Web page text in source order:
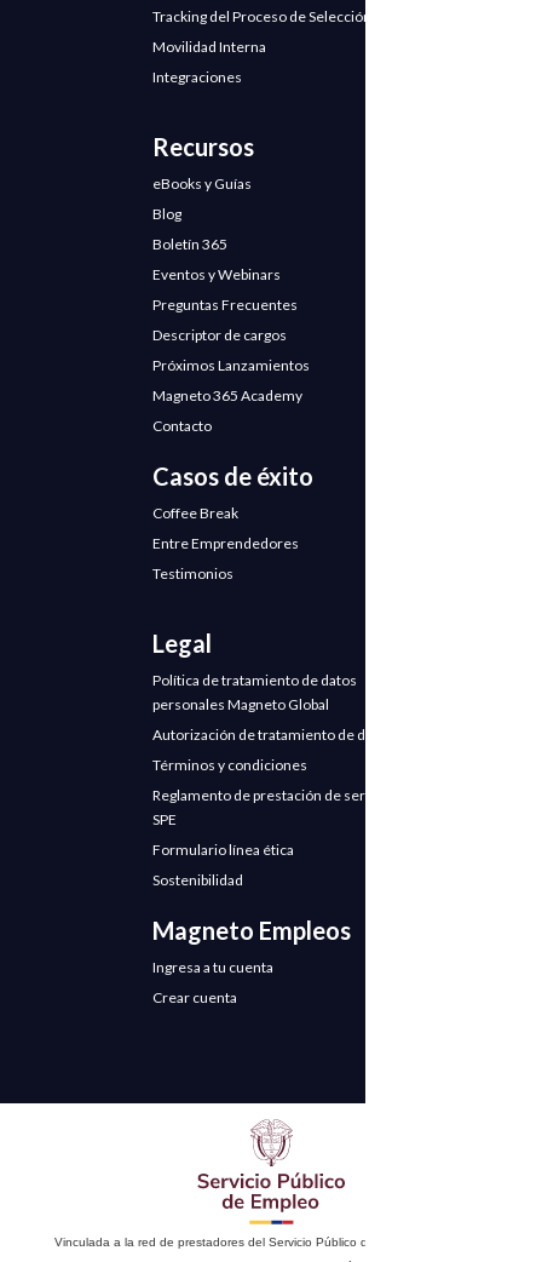
Tracking del Proceso de Selección
Movilidad Interna
Integraciones
Recursos
eBooks y Guías
Blog
Boletín 365
Eventos y Webinars
Preguntas Frecuentes
Descriptor de cargos
Próximos Lanzamientos
Magneto 365 Academy
Contacto
Casos de éxito
Coffee Break
Entre Emprendedores
Testimonios
Legal
Política de tratamiento de datos
personales Magneto Global
Autorización de tratamiento de datos
Términos y condiciones
Reglamento de prestación de servicios
SPE
Formulario línea ética
Sostenibilidad
Magneto Empleos
Ingresa a tu cuenta
Crear cuenta
Vinculada a la red de prestadores del Servicio Público de Empleo. Autorizado